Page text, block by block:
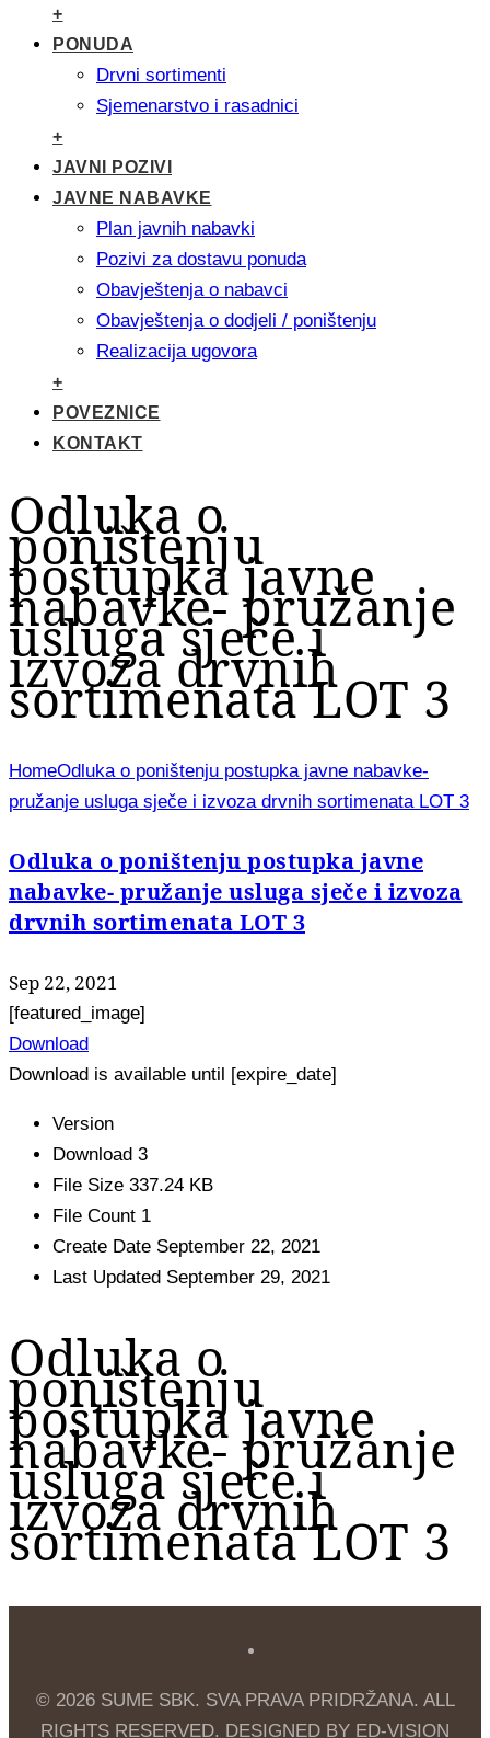
+
PONUDA
Drvni sortimenti
Sjemenarstvo i rasadnici
+
JAVNI POZIVI
JAVNE NABAVKE
Plan javnih nabavki
Pozivi za dostavu ponuda
Obavještenja o nabavci
Obavještenja o dodjeli / poništenju
Realizacija ugovora
+
POVEZNICE
KONTAKT
Odluka o
poništenju
postupka javne
nabavke- pružanje
usluga sječe i
izvoza drvnih
sortimenata LOT 3
HomeOdluka o poništenju postupka javne nabavke-
pružanje usluga sječe i izvoza drvnih sortimenata LOT 3
Odluka o poništenju postupka javne
nabavke- pružanje usluga sječe i izvoza
drvnih sortimenata LOT 3
Sep 22, 2021
[featured_image]
Download
Download is available until [expire_date]
Version
Download 3
File Size 337.24 KB
File Count 1
Create Date September 22, 2021
Last Updated September 29, 2021
Odluka o
poništenju
postupka javne
nabavke- pružanje
usluga sječe i
izvoza drvnih
sortimenata LOT 3
© 2026 SUME SBK. SVA PRAVA PRIDRŽANA. ALL
RIGHTS RESERVED. DESIGNED BY ED-VISION